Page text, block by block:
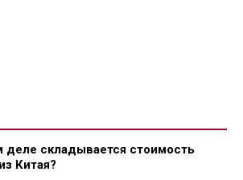
деле складывается стоимость
Китая?